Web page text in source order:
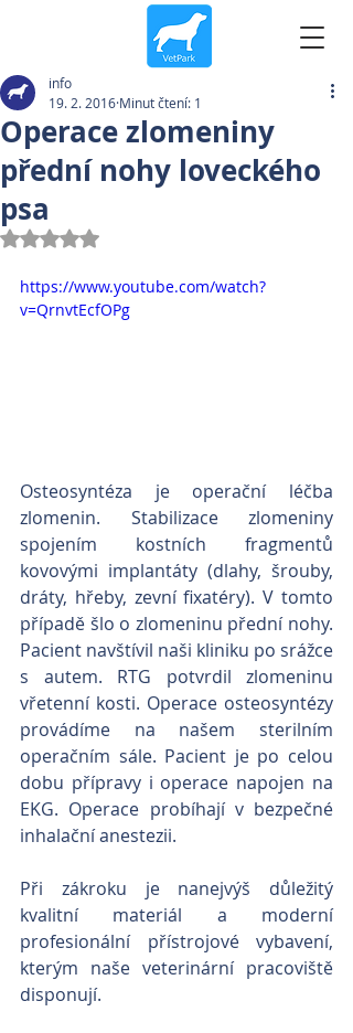
Operace zlomeniny
přední nohy loveckého
psa
info
19. 2. 2016 Minut čtení: 1
Hodnoceno NaN z 5 hvězdiček.
https://www.youtube.com/watch?
v=QrnvtEcfOPg
Osteosyntéza je operační léčba
zlomenin. Stabilizace zlomeniny
spojením kostních fragmentů
kovovými implantáty (dlahy, šrouby,
dráty, hřeby, zevní fixatéry). V tomto
případě šlo o zlomeninu přední nohy.
Pacient navštívil naši kliniku po srážce
s autem. RTG potvrdil zlomeninu
vřetenní kosti. Operace osteosyntézy
provádíme na našem sterilním
operačním sále. Pacient je po celou
dobu přípravy i operace napojen na
EKG. Operace probíhají v bezpečné
inhalační anestezii.
Při zákroku je nanejvýš důležitý
kvalitní materiál a moderní
profesionální přístrojové vybavení,
kterým naše veterinární pracoviště
disponují.